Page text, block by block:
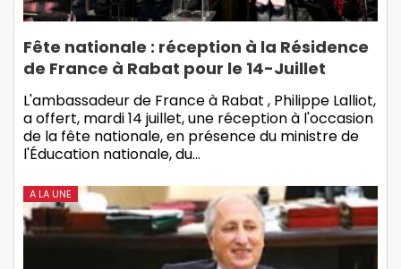
Fête nationale : réception à la Résidence
de France à Rabat pour le 14-Juillet
L'ambassadeur de France à Rabat , Philippe Lalliot,
a offert, mardi 14 juillet, une réception à l'occasion
de la fête nationale, en présence du ministre de
l'Éducation nationale, du…
A LA UNE